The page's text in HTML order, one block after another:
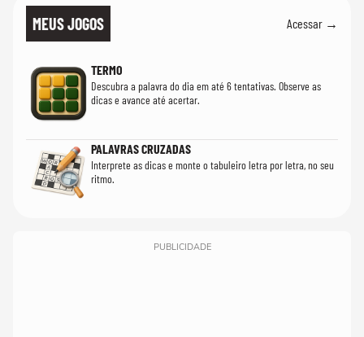
MEUS JOGOS Acessar →
TERMO
Descubra a palavra do dia em até 6 tentativas. Observe as
dicas e avance até acertar.
PALAVRAS CRUZADAS
Interprete as dicas e monte o tabuleiro letra por letra, no seu
ritmo.
PUBLICIDADE